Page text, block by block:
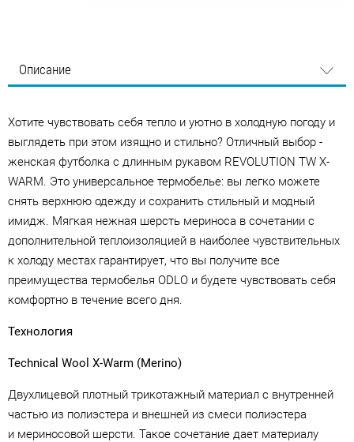
Описание
Хотите чувствовать себя тепло и уютно в холодную погоду и
выглядеть при этом изящно и стильно? Отличный выбор -
женская футболка с длинным рукавом REVOLUTION TW X-
WARM. Это универсальное термобелье: вы легко можете
снять верхнюю одежду и сохранить стильный и модный
имидж. Мягкая нежная шерсть мериноса в сочетании с
дополнительной теплоизоляцией в наиболее чувствительных
к холоду местах гарантирует, что вы получите все
преимущества термобелья ODLO и будете чувствовать себя
комфортно в течение всего дня.
Технология
Technical Wool X-Warm (Merino)
Двухлицевой плотный трикотажный материал с внутренней
частью из полиэстера и внешней из смеси полиэстера
и мериносовой шерсти. Такое сочетание дает материалу